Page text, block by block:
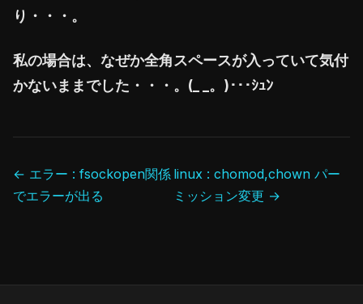
り・・・。
私の場合は、 なぜか全角スペースが入っていて気付
かないままでした・・・。(_ _。)･･･ｼｭﾝ
insurance
← エラー : fsockopen関係
でエラーが出る
linux : chomod,chown パー
ミッション変更 →